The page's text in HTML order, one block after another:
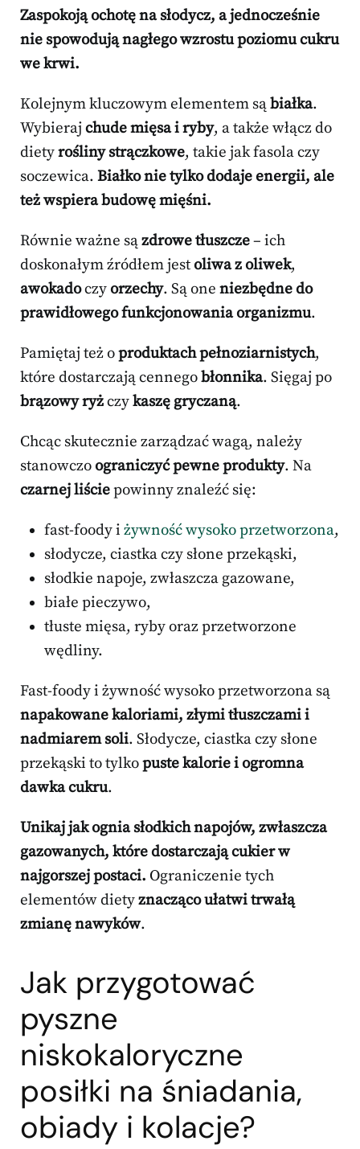
Zaspokoją ochotę na słodycz, a jednocześnie
nie spowodują nagłego wzrostu poziomu cukru
we krwi.
Kolejnym kluczowym elementem sąbiałka.
Wybierajchude mięsa i ryby, a także włącz do
dietyrośliny strączkowe, takie jak fasola czy
soczewica. Białko nie tylko dodaje energii, ale
też wspiera budowę mięśni.
Równie ważne sązdrowe tłuszcze– ich
doskonałym źródłem jestoliwa z oliwek,
awokadoczyorzechy. Są one niezbędne do
prawidłowego funkcjonowania organizmu.
Pamiętaj też oproduktach pełnoziarnistych,
które dostarczają cennegobłonnika. Sięgaj po
brązowy ryżczykaszę gryczaną.
Chcąc skutecznie zarządzać wagą, należy
stanowczoograniczyć pewne produkty. Na
czarnej liściepowinny znaleźć się:
fast-foody i żywność wysoko przetworzona,
słodycze, ciastka czy słone przekąski,
słodkie napoje, zwłaszcza gazowane,
białe pieczywo,
tłuste mięsa, ryby oraz przetworzone
wędliny.
Fast-foody i żywność wysoko przetworzona są
napakowane kaloriami, złymi tłuszczami i
nadmiarem soli. Słodycze, ciastka czy słone
przekąski to tylkopuste kalorie i ogromna
dawka cukru.
Unikaj jak ognia słodkich napojów, zwłaszcza
gazowanych, które dostarczają cukier w
najgorszej postaci. Ograniczenie tych
elementów dietyznacząco ułatwi trwałą
zmianę nawyków.
Jak przygotować
pyszne
niskokaloryczne
posiłki na śniadania,
obiady i kolacje?